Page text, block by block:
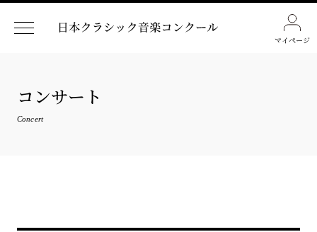
マイページ
コンサート
Concert